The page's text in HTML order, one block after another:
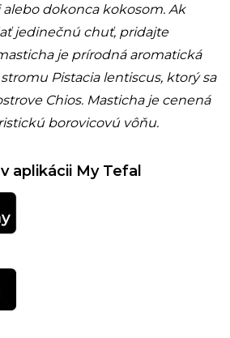
dokonca kokosom. Ak
jedinečnú chuť, pridajte
je prírodná aromatická
Pistacia lentiscus, ktorý sa
Chios. Masticha je cenená
borovicovú vôňu.
aplikácii My Tefal